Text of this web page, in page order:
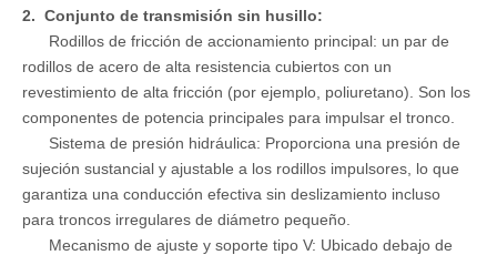
2. Conjunto de transmisión sin husillo:
Rodillos de fricción de accionamiento principal: un par de
rodillos de acero de alta resistencia cubiertos con un
revestimiento de alta fricción (por ejemplo, poliuretano). Son los
componentes de potencia principales para impulsar el tronco.
Sistema de presión hidráulica: Proporciona una presión de
sujeción sustancial y ajustable a los rodillos impulsores, lo que
garantiza una conducción efectiva sin deslizamiento incluso
para troncos irregulares de diámetro pequeño.
Mecanismo de ajuste y soporte tipo V: Ubicado debajo de